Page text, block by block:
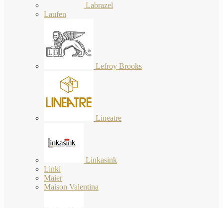
Labrazel
Laufen
Lefroy Brooks
Lineatre
Linkasink
Linki
Maier
Maison Valentina